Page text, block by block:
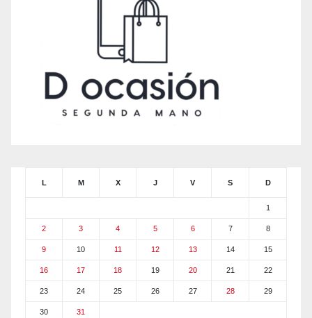
L M X J V S D
1
2 3 4 5 6 7 8
9 10 11 12 13 14 15
16 17 18 19 20 21 22
23 24 25 26 27 28 29
30 31